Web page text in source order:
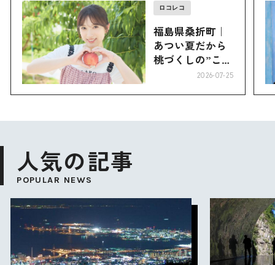
ロコレコ
福島県桑折町｜
あつい夏だから
桃づくしの”こお
2026-07-25
人気の記事
POPULAR NEWS